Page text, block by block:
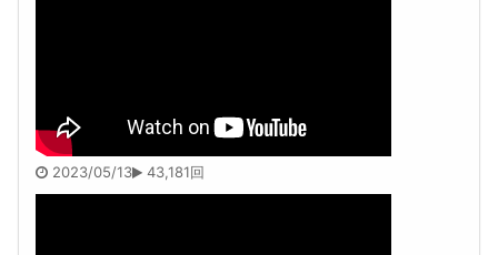
2023/05/13 43,181回